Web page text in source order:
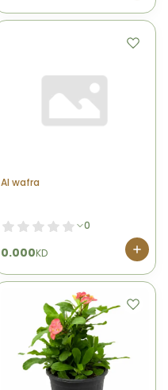
Al wafra
0
0.000KD